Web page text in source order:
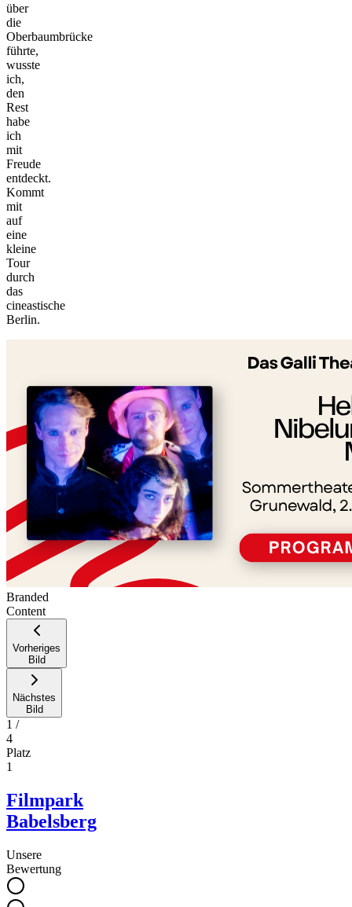
über
die
Oberbaumbrücke
führte,
wusste
ich,
den
Rest
habe
ich
mit
Freude
entdeckt.
Kommt
mit
auf
eine
kleine
Tour
durch
das
cineastische
Berlin.
−
©
Branded
Content
Vorheriges
Bild
Nächstes
Bild
1 /
4
Platz
1
Filmpark
Babelsberg
Unsere
Bewertung